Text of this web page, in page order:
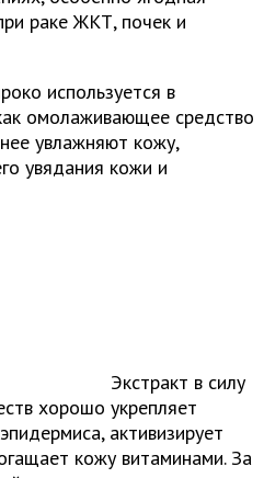
раке ЖКТ, почек и
используется в
омолаживающее средство
увлажняют кожу,
увядания кожи и
Экстракт в силу
хорошо укрепляет
активизирует
кожу витаминами. За